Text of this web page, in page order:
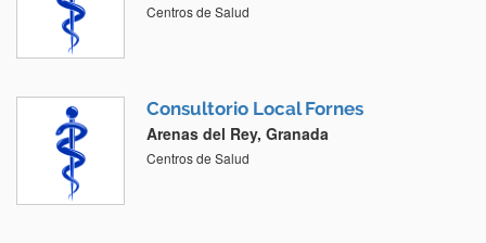
Centros de Salud
Consultorio Local Fornes
Arenas del Rey, Granada
Centros de Salud